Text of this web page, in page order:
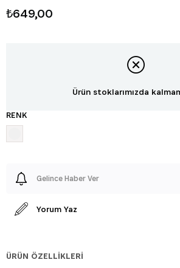
₺649,00
Ürün stoklarımızda
RENK
Gelince Haber Ver
Yorum Yaz
ÜRÜN ÖZELLIKLERI